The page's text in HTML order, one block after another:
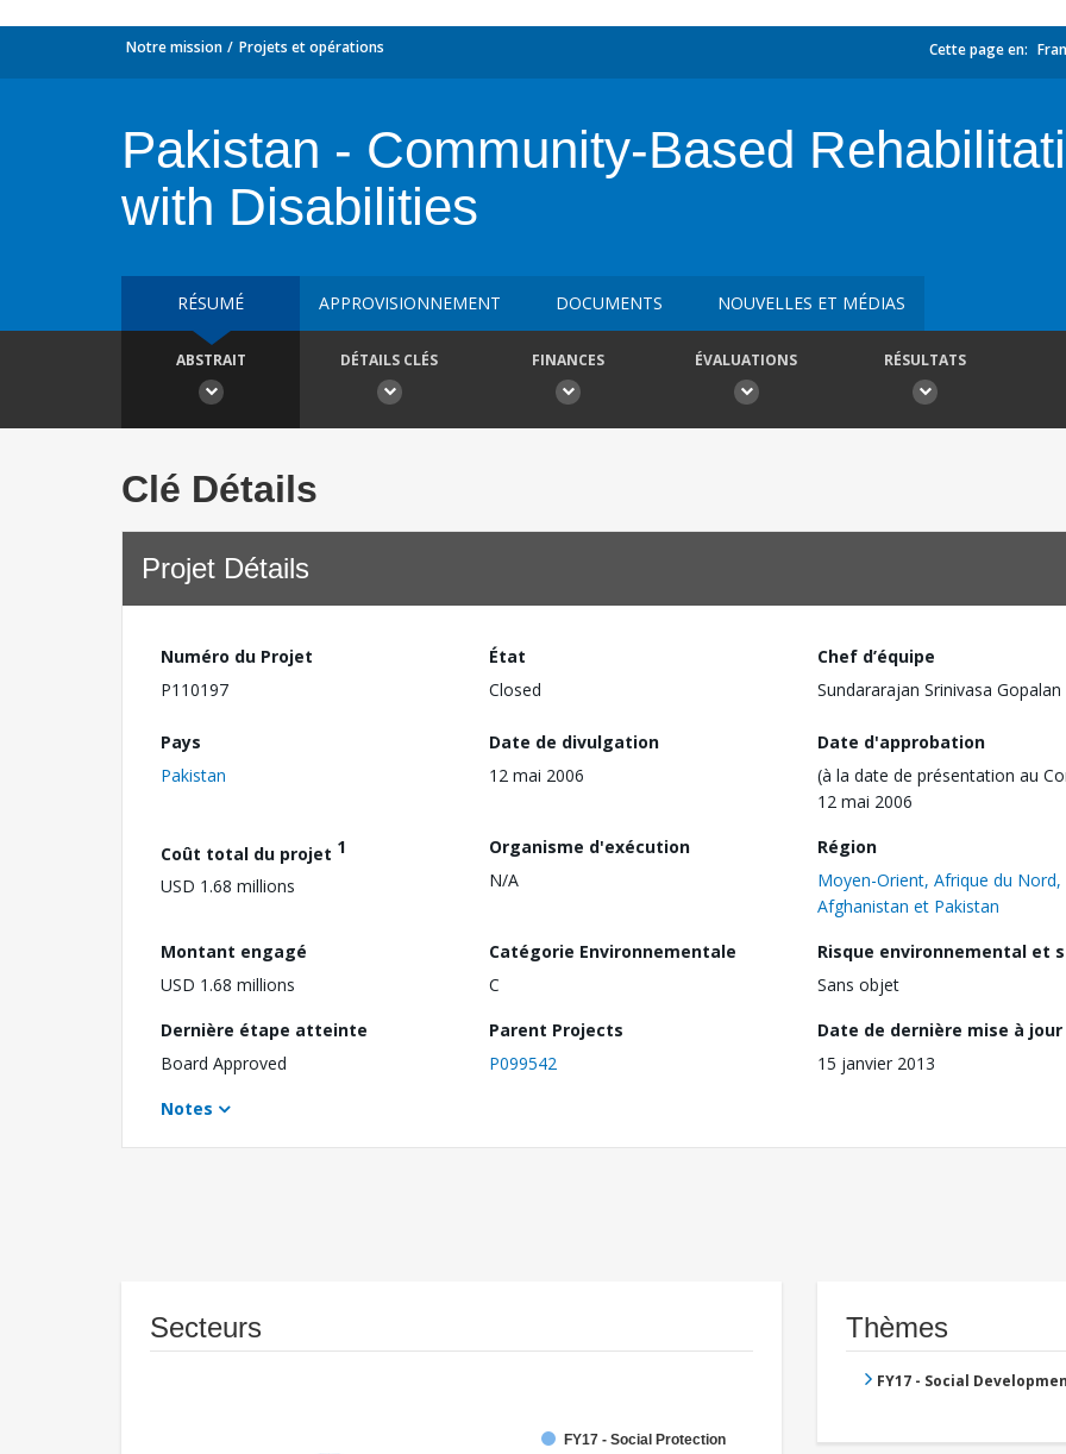
Notre mission Projets et opérations Cette page en:
Pakistan - Community-Based
with Disabilities
RÉSUMÉ APPROVISIONNEMENT DOCUMENTS NOUVELLES ET MÉDIAS
ABSTRAIT DÉTAILS CLÉS FINANCES ÉVALUATIONS RÉSULTATS
Clé Détails
Projet Détails
Numéro du Projet
P110197
État
Closed
Chef d’équipe
Sundararajan Srinivasa Gopalan
Pays
Pakistan
Date de divulgation
12 mai 2006
Date d'approbation
(à la date de présentation au
12 mai 2006
Coût total du projet 1
USD 1.68 millions
Organisme d'exécution
N/A
Région
Moyen-Orient, Afrique du Nord,
Afghanistan et Pakistan
Montant engagé
USD 1.68 millions
Catégorie Environnementale
C
Risque environnemental et
Sans objet
Dernière étape atteinte
Board Approved
Parent Projects
P099542
Date de dernière mise à jour
15 janvier 2013
Notes
Secteurs
FY17 - Social Protection
Thèmes
FY17 - Social